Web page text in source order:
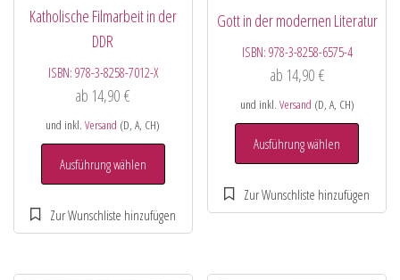
Katholische Filmarbeit in der
DDR
ISBN: 978-3-8258-7012-X
ab 14,90€
und inkl.Versand (D, A, CH)
Ausführung wählen
Gott in der modernen Literatur
ISBN: 978-3-8258-6575-4
ab 14,90 €
und inkl. Versand (D, A, CH)
Ausführung wählen